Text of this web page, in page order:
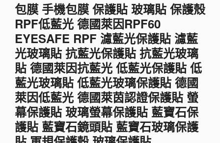
包膜 手機包膜 保護貼 玻璃貼 保護殼
RPF低藍光 德國萊因RPF60
EYESAFE RPF 濾藍光保護貼 濾藍
光玻璃貼 抗藍光保護貼 抗藍光玻璃
貼 德國萊因抗藍光 低藍光保護貼 低
藍光玻璃貼 低藍光玻璃保護貼 德國
萊因低藍光 德國萊茵認證保護貼 螢
幕保護貼 玻璃螢幕保護貼 藍寶石保
護貼 藍寶石鏡頭貼 藍寶石玻璃保護